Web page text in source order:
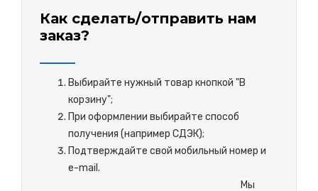
Как сделать/отправить нам
заказ?
Выбирайте нужный товар кнопкой "В
корзину";
При оформлении выбирайте способ
получения (например СДЭК);
Подтверждайте свой мобильный номер и
e-mail.
Мы